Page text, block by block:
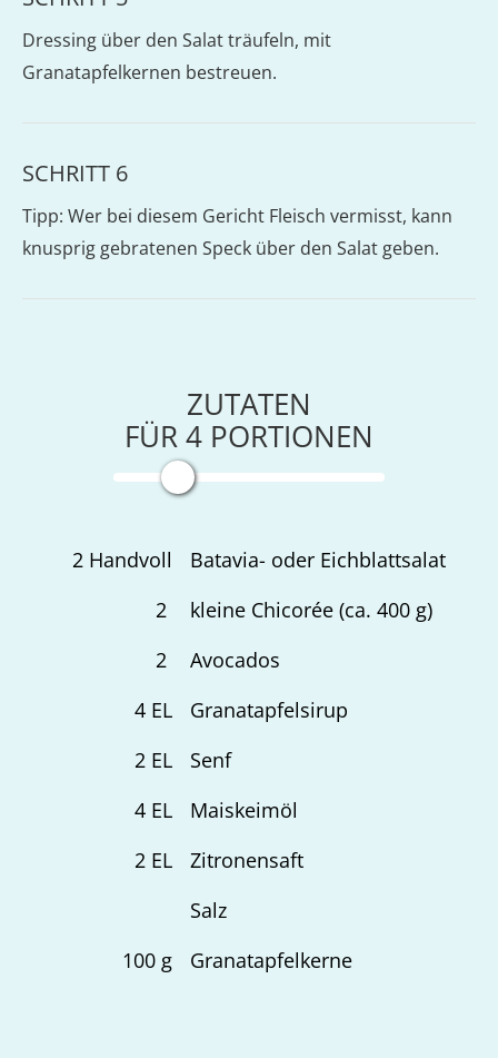
Dressing über den Salat träufeln, mit
Granatapfelkernen bestreuen.
SCHRITT 6
Tipp: Wer bei diesem Gericht Fleisch vermisst, kann
knusprig gebratenen Speck über den Salat geben.
ZUTATEN
FÜR4 PORTIONEN
2Handvoll
Batavia- oder Eichblattsalat
2
kleine Chicorée (ca. 400 g)
2
Avocados
4EL
Granatapfelsirup
2EL
Senf
4EL
Maiskeimöl
2EL
Zitronensaft
Salz
100g Granatapfelkerne